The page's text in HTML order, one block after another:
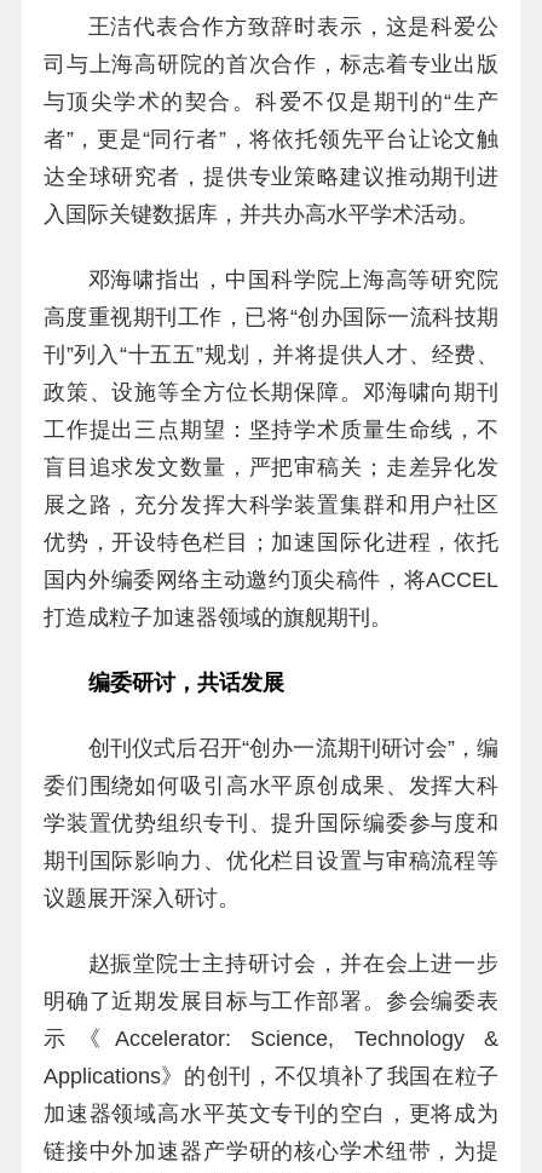
王洁代表合作方致辞时表示，这是科爱公
司与上海高研院的首次合作，标志着专业出版
与顶尖学术的契合。科爱不仅是期刊的“生产
者”，更是“同行者”，将依托领先平台让论文触
达全球研究者，提供专业策略建议推动期刊进
入国际关键数据库，并共办高水平学术活动。
邓海啸指出，中国科学院上海高等研究院
高度重视期刊工作，已将“创办国际一流科技期
刊”列入“十五五”规划，并将提供人才、经费、
政策、设施等全方位长期保障。邓海啸向期刊
工作提出三点期望：坚持学术质量生命线，不
盲目追求发文数量，严把审稿关；走差异化发
展之路，充分发挥大科学装置集群和用户社区
优势，开设特色栏目；加速国际化进程，依托
国内外编委网络主动邀约顶尖稿件，将ACCEL
打造成粒子加速器领域的旗舰期刊。
编委研讨，共话发展
创刊仪式后召开“创办一流期刊研讨会”，编
委们围绕如何吸引高水平原创成果、发挥大科
学装置优势组织专刊、提升国际编委参与度和
期刊国际影响力、优化栏目设置与审稿流程等
议题展开深入研讨。
赵振堂院士主持研讨会，并在会上进一步
明确了近期发展目标与工作部署。参会编委表
示《Accelerator: Science, Technology &
Applications》的创刊，不仅填补了我国在粒子
加速器领域高水平英文专刊的空白，更将成为
链接中外加速器产学研的核心学术纽带，为提